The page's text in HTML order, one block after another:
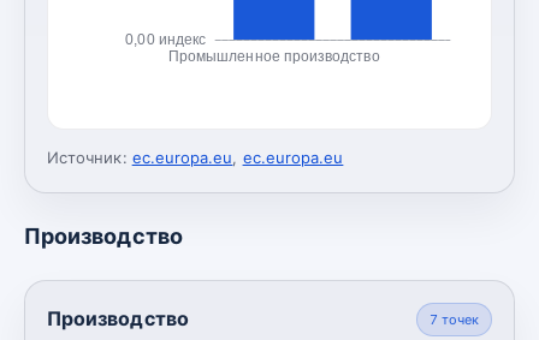
0,00 индекс
Промышленное производство
Источник: ec.europa.eu, ec.europa.eu
Производство
Производство 7 точек